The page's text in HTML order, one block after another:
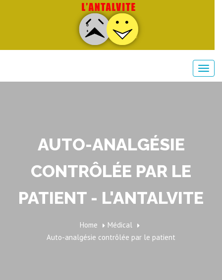
AUTO-ANALGÉSIE
CONTRÔLÉE PAR LE
PATIENT - L'ANTALVITE
Home
Médical
Auto-analgésie contrôlée par le patient